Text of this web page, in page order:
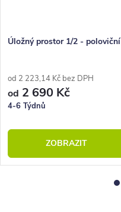
Úložný prostor 1/2 - poloviční
od 2 223,14 Kč bez DPH
od 2 690 Kč
4-6 Týdnů
ZOBRAZIT